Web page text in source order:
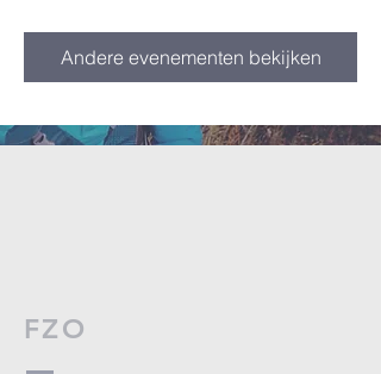
Andere evenementen bekijken
FZO